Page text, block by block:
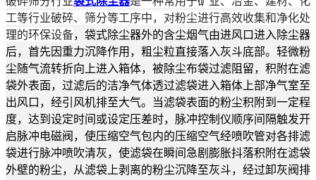
工等行业破碎、筛分等工序中，对粉尘进行高效收集和净化处
理的环保设备，袋式除尘器外的含尘烟气由进风口进入除尘器
后，首先因重力沉降作用，粗尘粒直接落入灰斗底部。轻微粉
尘随气流转折向上进入箱体，被除尘布袋过滤阻留，积附在滤
袋外表面，过滤后的洁净气体透过滤袋进入箱体上部净气室至
出风口，经引风机排至大气。当滤袋表面的粉尘积附到一定程
度，达到设定时间或设定压差时，脉冲控制仪顺序间隔触发开
启脉冲电磁阀，使压缩空气包内的压缩空气经喷吹管对各排滤
袋进行脉冲喷吹清灰，使滤袋在瞬间急剧膨胀抖落积附在滤袋
外壁的粉尘，从滤袋上剥离的粉尘沉降至灰斗，经过卸灰阀排